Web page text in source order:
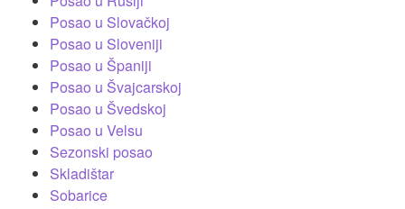
Posao u Slovačkoj
Posao u Sloveniji
Posao u Španiji
Posao u Švajcarskoj
Posao u Švedskoj
Posao u Velsu
Sezonski posao
Skladištar
Sobarice